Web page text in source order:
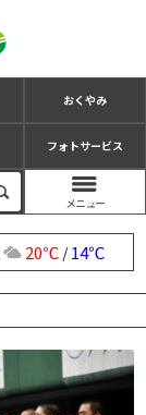
おくやみ
フォトサービス
20℃/14℃